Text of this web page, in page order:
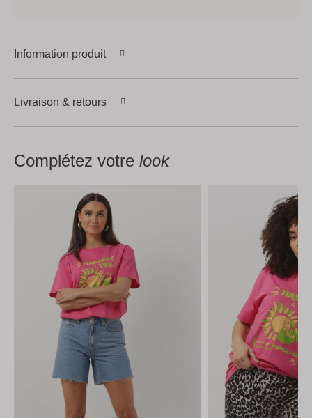
Information produit
Livraison & retours
Complétez votre look